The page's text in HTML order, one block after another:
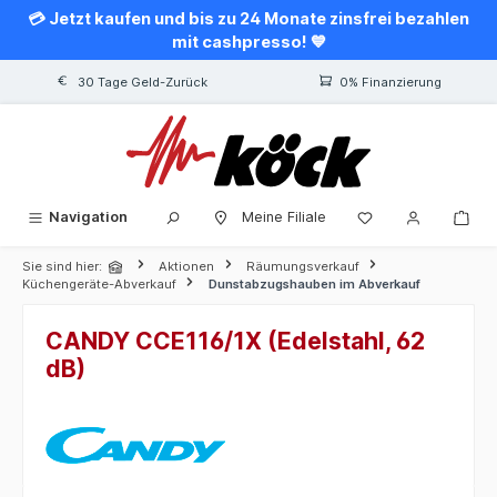
springen
💳 Jetzt kaufen und bis zu 24 Monate zinsfrei bezahlen
mit cashpresso! 💙
30 Tage Geld-Zurück 0% Finanzierung
Navigation Meine Filiale
Sie sind hier: Aktionen
Räumungsverkauf
Küchengeräte-Abverkauf
Dunstabzugshauben im Abverkauf
CANDY CCE116/1X (Edelstahl, 62
dB)